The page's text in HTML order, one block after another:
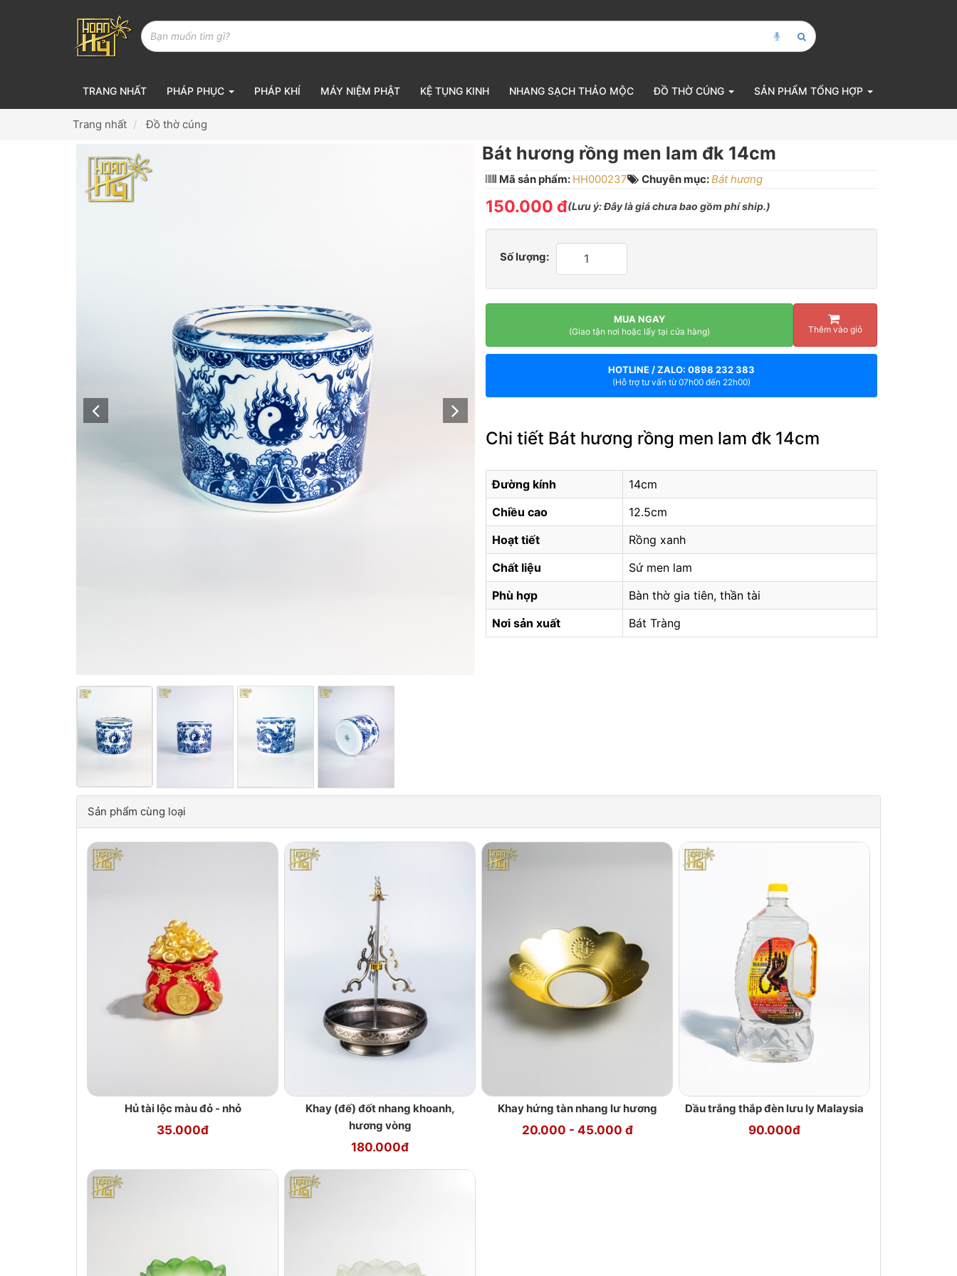
TRANG NHẤT PHÁP PHỤC PHÁP KHÍ MÁY NIỆM PHẬT KỆ TỤNG KINH NHANG SẠCH THẢO MỘC ĐỒ THỜ CÚNG SẢN PHẨM TỔNG HỢP
Trang nhất Đồ thờ cúng
Bát hương rồng men lam đk 14cm
Mã sản phẩm: HH000237 Chuyên mục:Bát hương
150.000 đ(Lưu ý:Đây là giá chưa bao gồm phí ship.)
Số lượng:
MUA NGAY
(Giao tận nơi hoặc lấy tại cửa hàng) Thêm vào giỏ
HOTLINE / ZALO: 0898 232 383
(Hỗ trợ tư vấn từ 07h00 đến 22h00)
Chi tiết Bát hương rồng men lam đk 14cm
Đường kính
14cm
Chiều cao
12.5cm
Hoạt tiết
Rồng xanh
Chất liệu
Sứ men lam
Phù hợp
Bàn thờ gia tiên, thần tài
Nơi sản xuất
Bát Tràng
Sản phẩm cùng loại
Hủ tài lộc màu đỏ - nhỏ
35.000đ
Khay (đế) đốt nhang khoanh,
hương vòng
180.000đ
Khay hứng tàn nhang lư hương
20.000 - 45.000 đ
Dầu trắng thắp đèn lưu ly Malaysia
90.000đ